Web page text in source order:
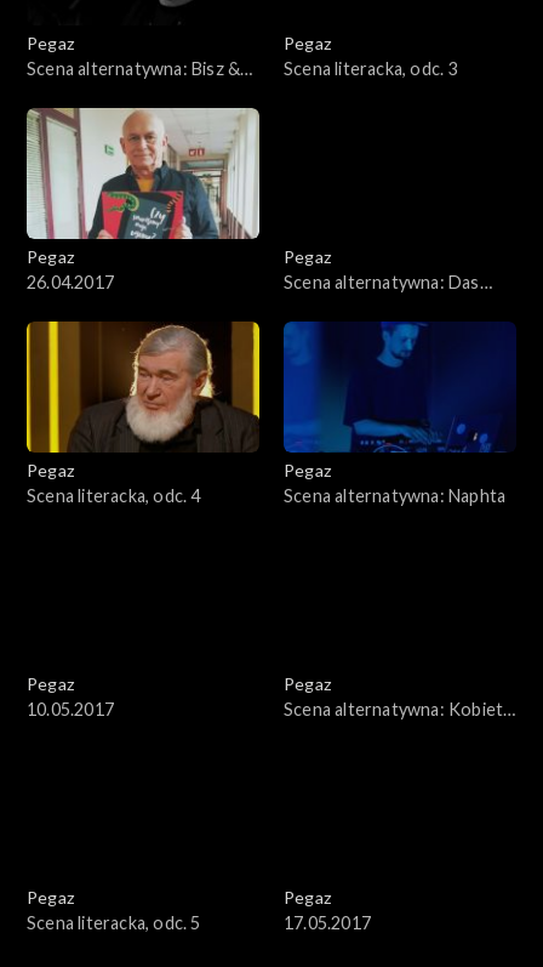
Pegaz
Scena alternatywna: Bisz &
Pegaz
Scena literacka, odc. 3
Pegaz
26.04.2017
Pegaz
Scena alternatywna: Das
Pegaz
Scena literacka, odc. 4
Pegaz
Scena alternatywna: Naphta
Pegaz
10.05.2017
Pegaz
Scena alternatywna: Kobieta
Pegaz
Scena literacka, odc. 5
Pegaz
17.05.2017